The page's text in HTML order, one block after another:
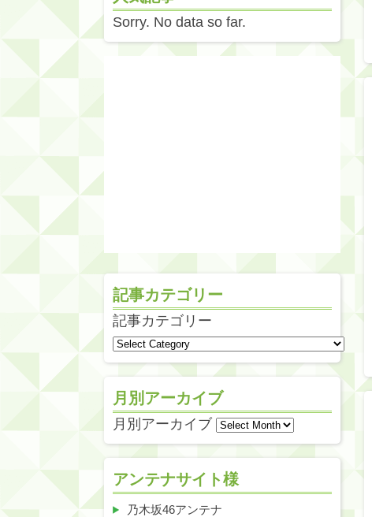
Sorry. No data so far.
記事カテゴリー
記事カテゴリー
月別アーカイブ
月別アーカイブ
アンテナサイト様
乃木坂46アンテナ